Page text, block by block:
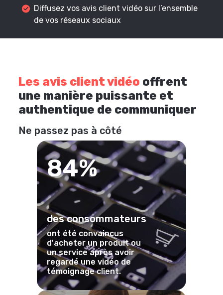
Diffusez vos avis client vidéo sur l’ensemble
de vos réseaux sociaux
Les avis client vidéo offrent
une manière puissante et
authentique de communiquer
Ne passez pas à côté
84%
des consommateurs
ont été convaincus
d'acheter un produit ou
un service après avoir
regardé une vidéo de
témoignage client.